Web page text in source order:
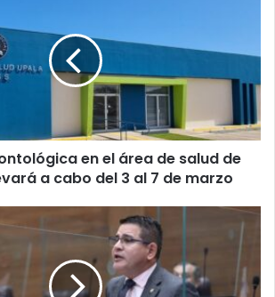
en el área de salud de
a cabo del 3 al 7 de marzo